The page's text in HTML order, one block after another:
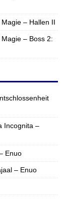
– Hallen II
– Boss 2:
Incognita –
Enuo
– Enuo